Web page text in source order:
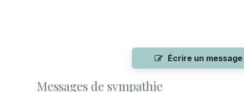
Écrire un
Messages de sympathie